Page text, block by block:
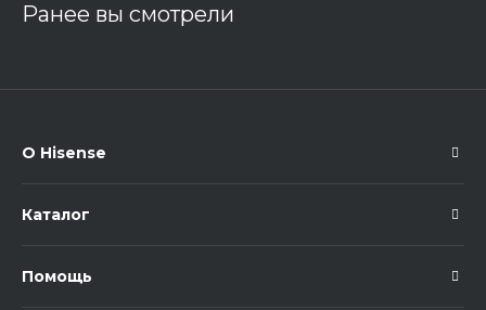
Ранее вы смотрели
О Hisense
Каталог
Помощь